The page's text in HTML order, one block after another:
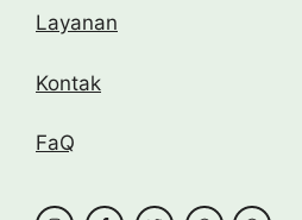
Layanan
Kontak
FaQ